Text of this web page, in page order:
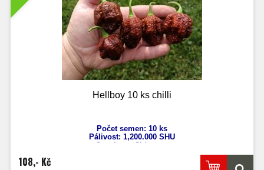
Hellboy 10 ks chilli
Počet semen: 10 ks
Pálivost: 1,200.000 SHU
Capsicum Chinense
108,- Kč